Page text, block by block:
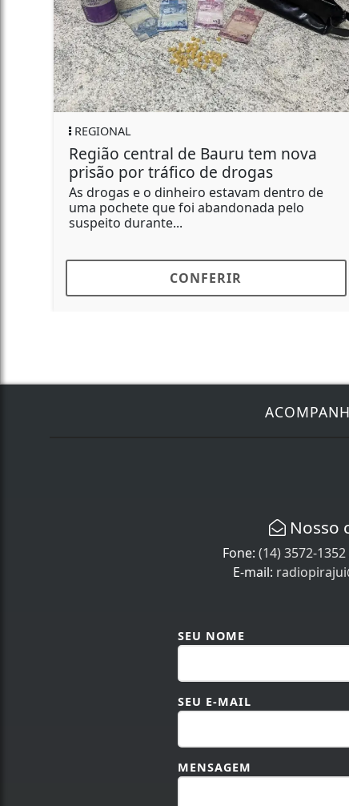
de Bauru tem nova
de drogas
estavam dentro de
foi abandonada pelo
Homem é
emagrecer e
Com ele, foram
tirzepatida,
Nosso
Fone:(14) 3572-1352
E-mail:
SEU NOME
SEU E-MAIL
MENSAGEM